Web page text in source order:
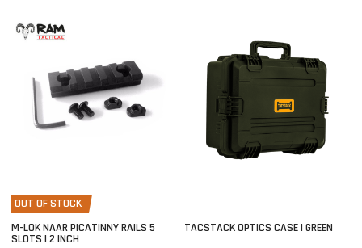
OUT OF STOCK
M-LOK NAAR PICATINNY RAILS 5
SLOTS | 2 INCH
TACSTACK OPTICS CASE | GREEN